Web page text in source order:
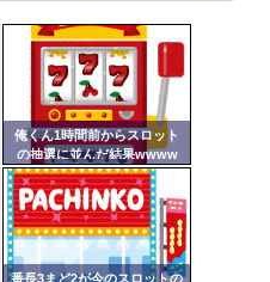
ると機械が壊れるんだけどさ
「こういうのでいいんだよ」
俺くん1時間前からスロット
の抽選に並んだ結果wwww
番長3まど2が今のスロットの